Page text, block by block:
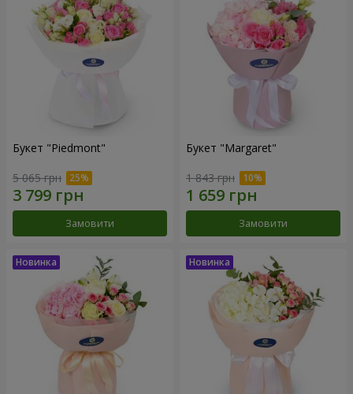
Букет "Piedmont"
5 065 грн
Замовити
Букет "Margaret"
1 843 грн
Замовити